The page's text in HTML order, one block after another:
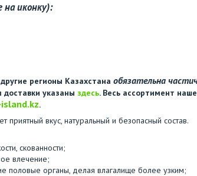
иконку):
регионы Казахстана обязательна
доставки указаны здесь. Весь ассортимент
.
приятный вкус, натуральный и безопасный состав.
скованности;
влечение;
половые органы, делая влагалище более узким;